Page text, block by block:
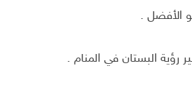
الأفضل .
رؤية البستان في المنام .